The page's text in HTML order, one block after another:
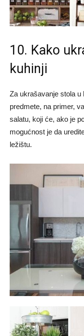
10. Kako
kuhinji
Za ukrašavanje stola u
predmete, na primer,
salatu, koji će, ako je
mogućnost je da
ležištu.